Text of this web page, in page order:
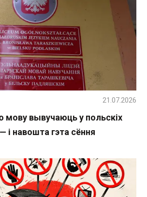
мову вывучаюць у польскіх
і навошта гэта сёння
21.07.2026